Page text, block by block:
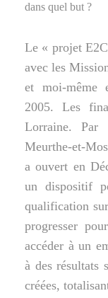
dans quel but ?
Le « projet
avec les
et moi-même
2005. Les
Lorraine.
Meurthe-et-
a ouvert en
un dispositif
qualification
progresser
accéder à un
à des résultats
créées,